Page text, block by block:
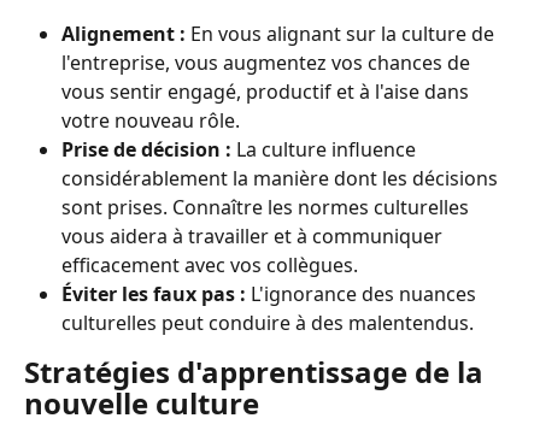
Alignement : En vous alignant sur la culture de
l'entreprise, vous augmentez vos chances de
vous sentir engagé, productif et à l'aise dans
votre nouveau rôle.
Prise de décision : La culture influence
considérablement la manière dont les décisions
sont prises. Connaître les normes culturelles
vous aidera à travailler et à communiquer
efficacement avec vos collègues.
Éviter les faux pas : L'ignorance des nuances
culturelles peut conduire à des malentendus.
Stratégies d'apprentissage de la
nouvelle culture